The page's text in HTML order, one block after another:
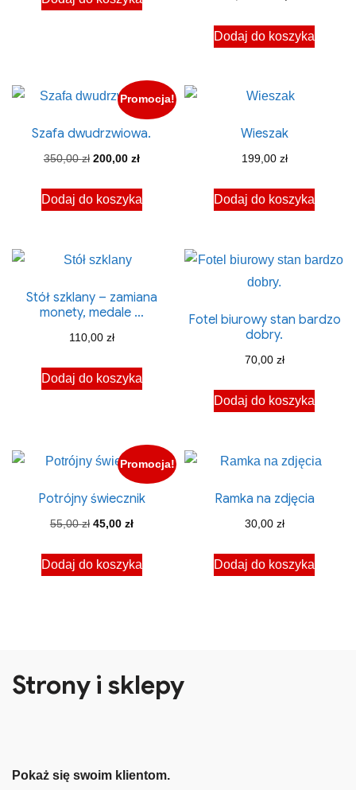
wynosiła:wynosi:
Dodaj do koszyka
Promocja!
Szafa dwudrzwiowa.
350,00zł Pierwotna
wynosiła:
200,00 złAktualna
wynosi:
Dodaj do koszyka
Wieszak
199,00 zł
Dodaj do koszyka
Stół szklany – zamiana
monety, medale …
110,00 zł
Dodaj do koszyka
Fotel biurowy stan bardzo
dobry.
70,00 zł
Dodaj do koszyka
Promocja!
Potrójny świecznik
55,00zł Pierwotna
wynosiła:
45,00 złAktualna
wynosi:
Dodaj do koszyka
Ramka na zdjęcia
30,00 zł
Dodaj do koszyka
Strony i sklepy
Pokaż się swoim klientom.